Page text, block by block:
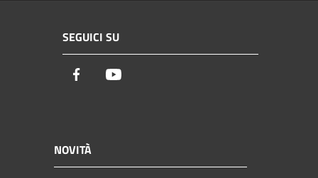
SEGUICI SU
Facebook
NOVITÀ